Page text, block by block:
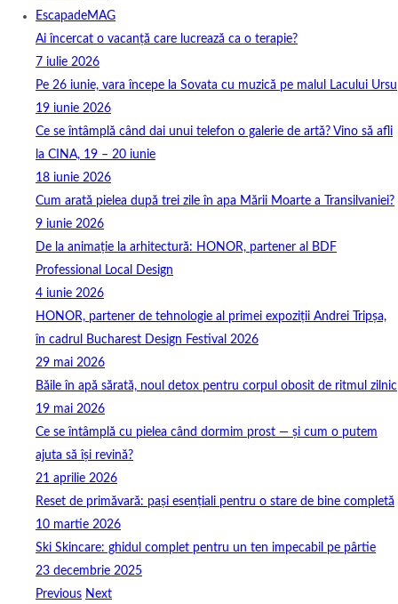
EscapadeMAG
Ai încercat o vacanță care lucrează ca o terapie?
7 iulie 2026
Pe 26 iunie, vara începe la Sovata cu muzică pe malul Lacului Ursu
19 iunie 2026
Ce se întâmplă când dai unui telefon o galerie de artă? Vino să afli
la CINA, 19 – 20 iunie
18 iunie 2026
Cum arată pielea după trei zile în apa Mării Moarte a Transilvaniei?
9 iunie 2026
De la animație la arhitectură: HONOR, partener al BDF
Professional Local Design
4 iunie 2026
HONOR, partener de tehnologie al primei expoziții Andrei Tripșa,
în cadrul Bucharest Design Festival 2026
29 mai 2026
Băile în apă sărată, noul detox pentru corpul obosit de ritmul zilnic
19 mai 2026
Ce se întâmplă cu pielea când dormim prost — și cum o putem
ajuta să își revină?
21 aprilie 2026
Reset de primăvară: pași esențiali pentru o stare de bine completă
10 martie 2026
Ski Skincare: ghidul complet pentru un ten impecabil pe pârtie
23 decembrie 2025
Previous Next